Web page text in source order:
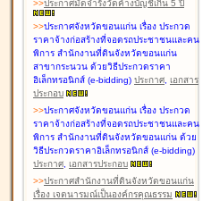
>>ประกาศมัดจำรังวัดค้างบัญชีเกิน 5 ปี
>>ประกาศจังหวัดขอนแก่น เรื่อง ประกวด
ราคาจ้างก่อสร้างที่จอดรถประชาชนและคน
พิการ สำนักงานที่ดินจังหวัดขอนแก่น
สาขากระนวน ด้วยวิธีประกวดราคา
อิเล็กทรอนิกส์ (e-bidding) ประกาศ, เอกสาร
ประกอบ
>>ประกาศจังหวัดขอนแก่น เรื่อง ประกวด
ราคาจ้างก่อสร้างที่จอดรถประชาชนและคน
พิการ สำนักงานที่ดินจังหวัดขอนแก่น ด้วย
วิธีประกวดราคาอิเล็กทรอนิกส์ (e-bidding)
ประกาศ, เอกสารประกอบ
>>ประกาศสำนักงานที่ดินจังหวัดขอนแก่น
เรื่อง เจตนารมณ์เป็นองค์กรคุณธรรม